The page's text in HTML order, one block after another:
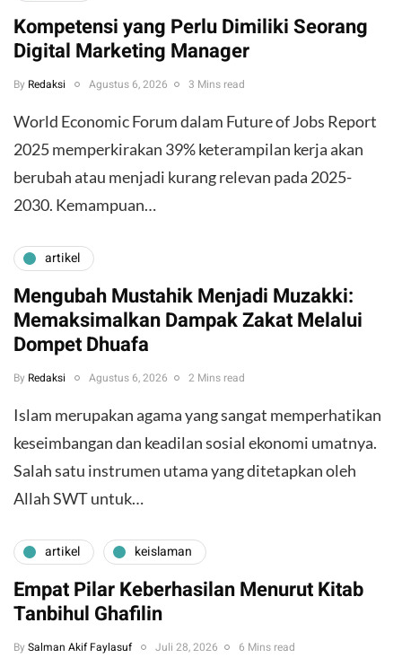
Kompetensi yang Perlu Dimiliki Seorang
Digital Marketing Manager
By Redaksi Agustus 6, 2026 3 Mins read
World Economic Forum dalam Future of Jobs Report
2025 memperkirakan 39% keterampilan kerja akan
berubah atau menjadi kurang relevan pada 2025-
2030. Kemampuan…
artikel
Mengubah Mustahik Menjadi Muzakki:
Memaksimalkan Dampak Zakat Melalui
Dompet Dhuafa
By Redaksi Agustus 6, 2026 2 Mins read
Islam merupakan agama yang sangat memperhatikan
keseimbangan dan keadilan sosial ekonomi umatnya.
Salah satu instrumen utama yang ditetapkan oleh
Allah SWT untuk…
artikel keislaman
Empat Pilar Keberhasilan Menurut Kitab
Tanbihul Ghafilin
By Salman Akif Faylasuf Juli 28, 2026 6 Mins read